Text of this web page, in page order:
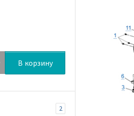
В корзину
2